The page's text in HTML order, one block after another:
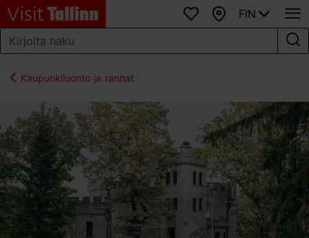
SuosikitKartta
FIN
Kaupunkiluonto ja rannat